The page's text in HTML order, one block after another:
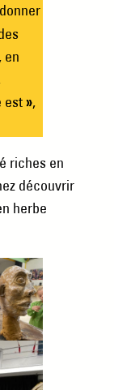
en
est »,
riches en
découvrir
herbe